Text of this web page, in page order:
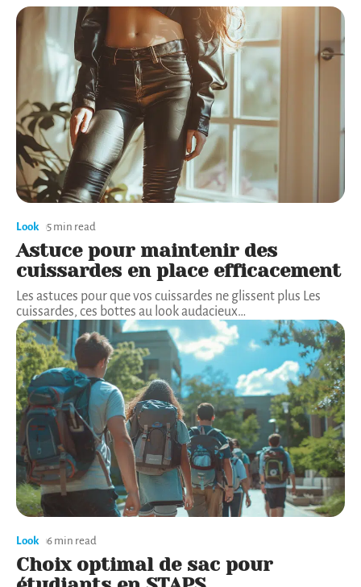
Look 5 min read
Astuce pour maintenir des
cuissardes en place efficacement
Les astuces pour que vos cuissardes ne glissent plus Les
cuissardes, ces bottes au look audacieux…
Look 6 min read
Choix optimal de sac pour